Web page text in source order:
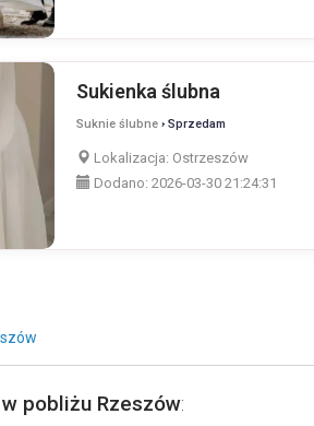
Sukienka ślubna
Suknie ślubne › Sprzedam
Lokalizacja: Ostrzeszów
Dodano: 2026-03-30 21:24:31
pobliżu Rzeszów: